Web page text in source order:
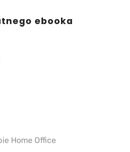
ebooka
Home Office